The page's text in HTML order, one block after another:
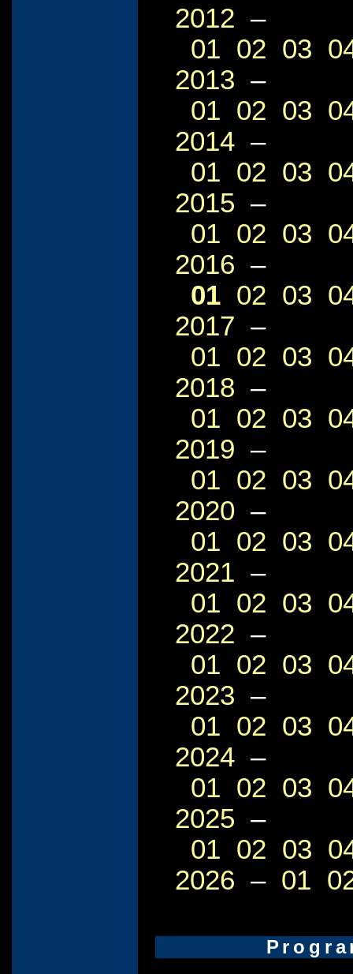
2012 –
01 02 03
2013 –
01 02 03
2014 –
01 02 03
2015 –
01 02 03
2016 –
01 02 03
2017 –
01 02 03
2018 –
01 02 03
2019 –
01 02 03
2020 –
01 02 03
2021 –
01 02 03
2022 –
01 02 03
2023 –
01 02 03
2024 –
01 02 03
2025 –
01 02 03
2026 – 01